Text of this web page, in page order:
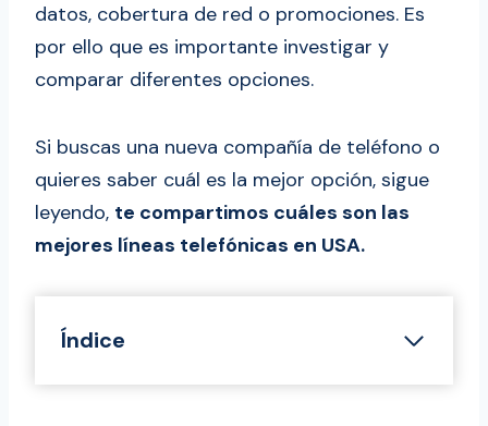
datos, cobertura de red o promociones. Es
por ello que es importante investigar y
comparar diferentes opciones.
Si buscas una nueva compañía de teléfono o
quieres saber cuál es la mejor opción, sigue
leyendo, te compartimos cuáles son las
mejores líneas telefónicas en USA.
Índice